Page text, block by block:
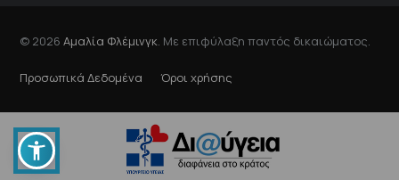
© 2026Αμαλία Φλέμινγκ . Με επιφύλαξη παντός δικαιώματος.
Προσωπικά Δεδομένα Όροι χρήσης